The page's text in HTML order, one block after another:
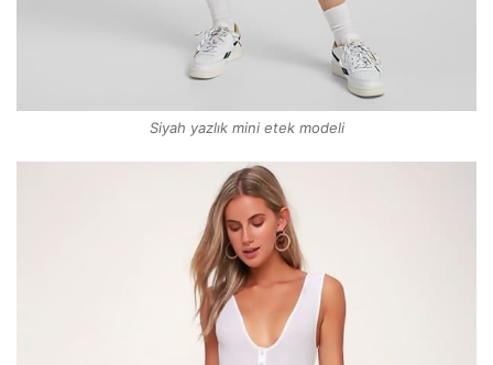
Siyah yazlık mini etek modeli